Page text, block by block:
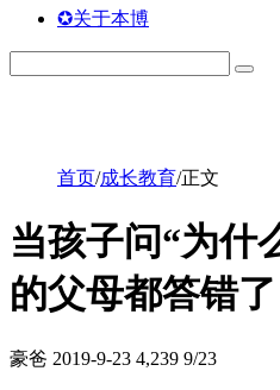
✪关于本博
首页/成长教育/正文
当孩子问“为什
的父母都答错了
豪爸 2019-9-23 4,239 9/23